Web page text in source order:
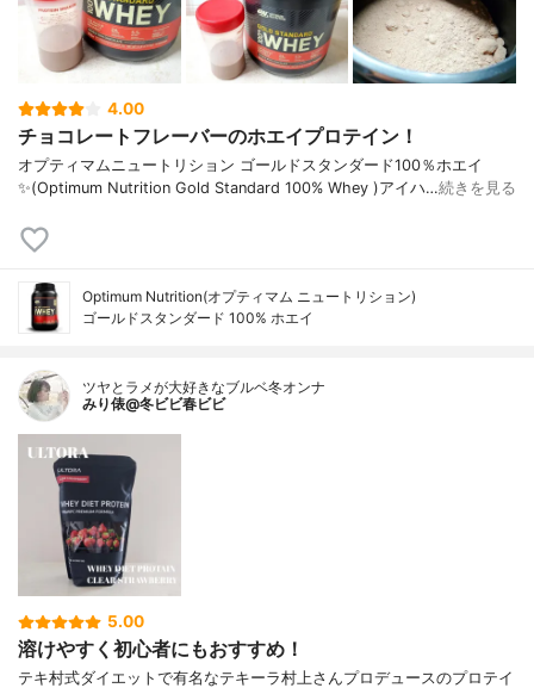
4.00
チョコレートフレーバーのホエイプロテイン！
オプティマムニュートリション ゴールドスタンダード100％ホエイ
✨(Optimum Nutrition Gold Standard 100% Whey )アイハ…続きを見る
Optimum Nutrition(オプティマム ニュートリション)
ゴールドスタンダード 100% ホエイ
ツヤとラメが大好きなブルベ冬オンナ
みり俵@冬ビビ春ビビ
5.00
溶けやすく初心者にもおすすめ！
テキ村式ダイエットで有名なテキーラ村上さんプロデュースのプロテイ